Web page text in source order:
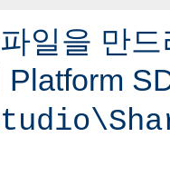
파일을 만
Platform